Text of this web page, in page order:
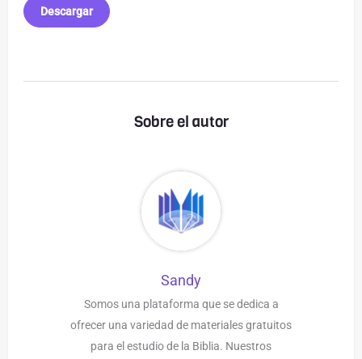
Descargar
Sobre el autor
Sandy
Somos una plataforma que se dedica a
ofrecer una variedad de materiales gratuitos
para el estudio de la Biblia. Nuestros